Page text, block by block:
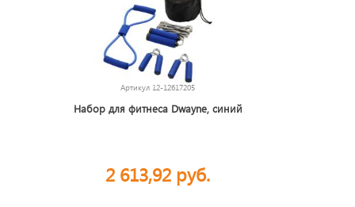
Артикул 12-12617205
Набор для фитнеса Dwayne, синий
2 613,92 руб.